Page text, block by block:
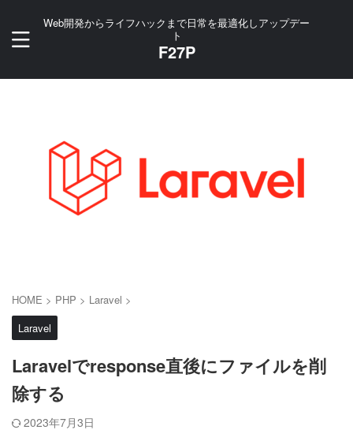
Web開発からライフハックまで日常を最適化しアップデー
ト
F27P
HOME > PHP > Laravel >
Laravel
Laravelでresponse直後にファイルを削
除する
2023年7月3日